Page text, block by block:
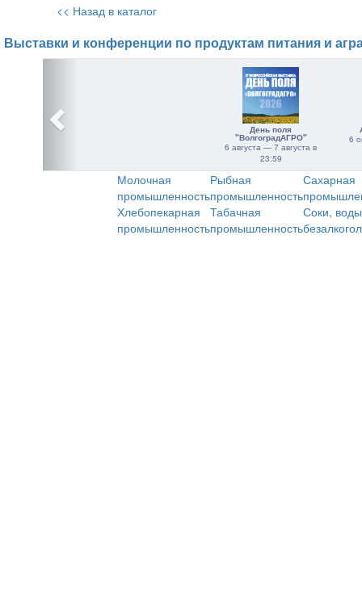
<< Назад в каталог
Выставки и конференции по продуктам питания и
День поля
"ВолгоградАГРО"
6 августа — 7 августа в
23:59
6
Молочная
промышленность
Рыбная
промышленность
Сахарная
Хлебопекарная
промышленность
Табачная
промышленность
Соки,